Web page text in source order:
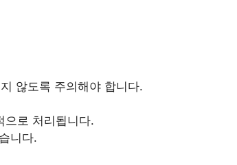
않도록 주의해야 합니다.
으로 처리됩니다.
니다.